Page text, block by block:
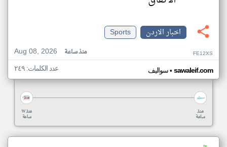
اخبار الاردن
Sports
Aug 08, 2026
منذ ساعة FE12XS
سواليف• sawaleif.com عدد الكلمات: ٢٤٩
منذ ١٧
ساعة
منذ
ساعة